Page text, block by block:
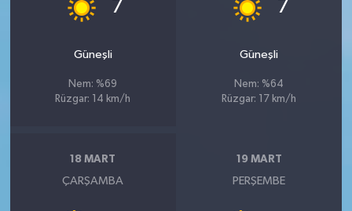
7
Güneşli
Nem: %69
Rüzgar: 14 km/h
7
Güneşli
Nem: %64
Rüzgar: 17 km/h
18 MART
ÇARŞAMBA
19 MART
PERŞEMBE